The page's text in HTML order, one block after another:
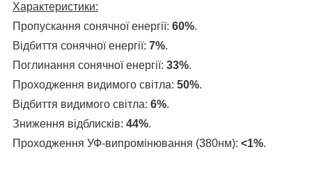
Характеристики:
Пропускання сонячної енергії: 60%.
Відбиття сонячної енергії: 7%.
Поглинання сонячної енергії: 33%.
Проходження видимого світла: 50%.
Відбиття видимого світла: 6%.
Зниження відблисків: 44%.
Проходження УФ-випромінювання (380нм): <1%.